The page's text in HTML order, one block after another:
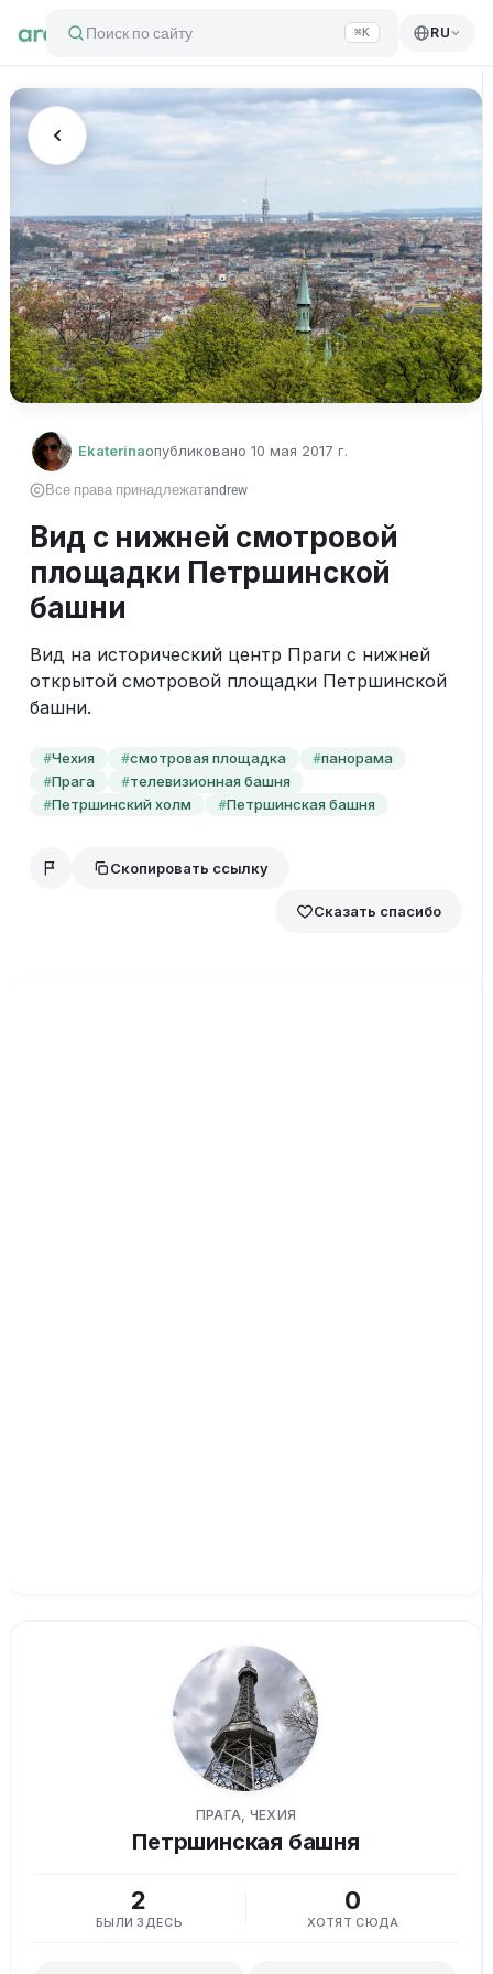
Поиск по сайту ⌘K RU
Ekaterinaопубликовано 10 мая 2017 г.
Все права принадлежатandrew
Вид с нижней смотровой
площадки Петршинской
башни
Вид на исторический центр Праги с нижней
открытой смотровой площадки Петршинской
башни.
#Чехия #смотровая площадка #панорама
#Прага #телевизионная башня
#Петршинский холм #Петршинская башня
Скопировать ссылку
Сказать спасибо
ПРАГА, ЧЕХИЯ
Петршинская башня
2
БЫЛИ ЗДЕСЬ
0
ХОТЯТ СЮДА